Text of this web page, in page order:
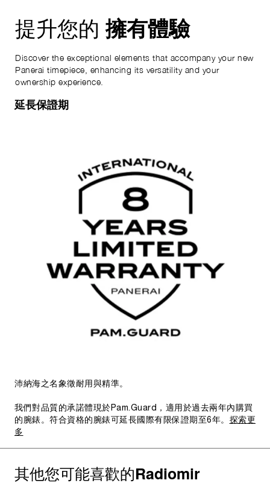
提升您的擁有體驗
Discover the exceptional elements that accompany your new
Panerai timepiece, enhancing its versatility and your
ownership experience.
延長保證期
沛納海之名象徵耐用與精準。
我們對品質的承諾體現於Pam.Guard，適用於過去兩年內購買
的腕錶。符合資格的腕錶可延長國際有限保證期至6年。 探索更
多
其他您可能喜歡的Radiomir